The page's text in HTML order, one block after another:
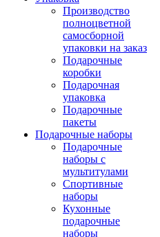
Производство
полноцветной
самосборной
упаковки на заказ
Подарочные
коробки
Подарочная
упаковка
Подарочные
пакеты
Подарочные наборы
Подарочные
наборы с
мультитулами
Спортивные
наборы
Кухонные
подарочные
наборы